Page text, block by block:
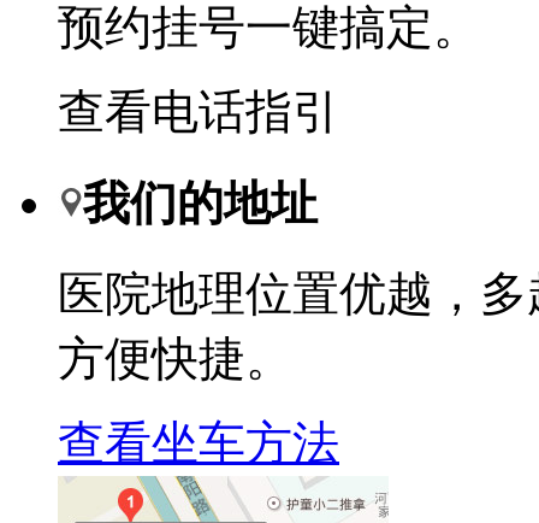
预约挂号一键搞定。
查看电话指引
我们的地址
医院地理位置优越，
方便快捷。
查看坐车方法